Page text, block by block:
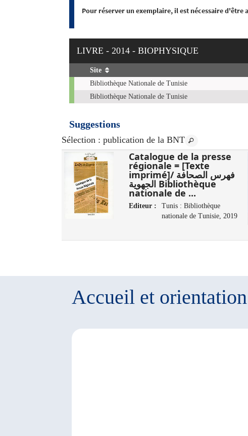
Pour réserver un exemplaire, il est nécessaire
LIVRE - 2014 - BIOPHYSIQUE
Exemplaires
Site
Bibliothèque Nationale de Tunisie
Bibliothèque Nationale de Tunisie
Suggestions
Sélection : publication de la BNT
Catalogue de la presse
régionale = [Texte
imprimé]/ فهرس الصحافة
الجهوية Bibliothèque
nationale de ...
Editeur :
Tunis : Bibliothèque
nationale de Tunisie, 2019
Accueil et orientation